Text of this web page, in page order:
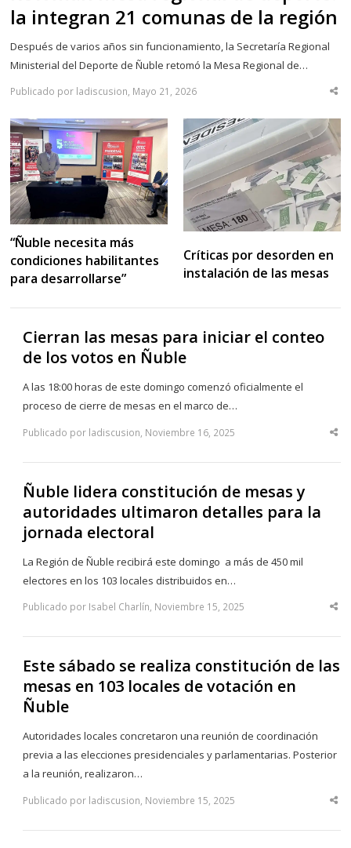
la integran 21 comunas de la región
Después de varios años sin funcionamiento, la Secretaría Regional
Ministerial del Deporte de Ñuble retomó la Mesa Regional de…
Publicado por ladiscusion, Mayo 21, 2026
“Ñuble necesita más
condiciones habilitantes
para desarrollarse”
Críticas por desorden en
instalación de las mesas
Cierran las mesas para iniciar el conteo
de los votos en Ñuble
A las 18:00 horas de este domingo comenzó oficialmente el
proceso de cierre de mesas en el marco de…
Publicado por ladiscusion, Noviembre 16, 2025
Ñuble lidera constitución de mesas y
autoridades ultimaron detalles para la
jornada electoral
La Región de Ñuble recibirá este domingo a más de 450 mil
electores en los 103 locales distribuidos en…
Publicado por Isabel Charlín, Noviembre 15, 2025
Este sábado se realiza constitución de las
mesas en 103 locales de votación en
Ñuble
Autoridades locales concretaron una reunión de coordinación
previa a las elecciones presidenciales y parlamentarias. Posterior
a la reunión, realizaron…
Publicado por ladiscusion, Noviembre 15, 2025